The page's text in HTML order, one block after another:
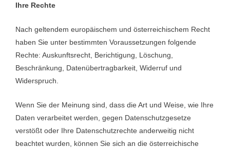
Ihre Rechte
Nach geltendem europäischem und österreichischem Recht
haben Sie unter bestimmten Voraussetzungen folgende
Rechte: Auskunftsrecht, Berichtigung, Löschung,
Beschränkung, Datenübertragbarkeit, Widerruf und
Widerspruch.
Wenn Sie der Meinung sind, dass die Art und Weise, wie Ihre
Daten verarbeitet werden, gegen Datenschutzgesetze
verstößt oder Ihre Datenschutzrechte anderweitig nicht
beachtet wurden, können Sie sich an die österreichische